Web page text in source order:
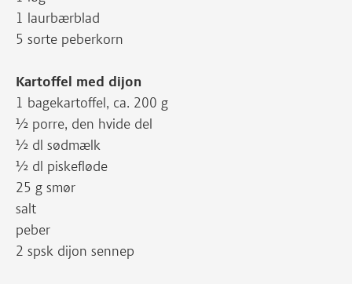
1 laurbærblad
5 sorte peberkorn
Kartoffel med dijon
1 bagekartoffel, ca. 200 g
½ porre, den hvide del
½ dl sødmælk
½ dl piskefløde
25 g smør
salt
peber
2 spsk dijon sennep